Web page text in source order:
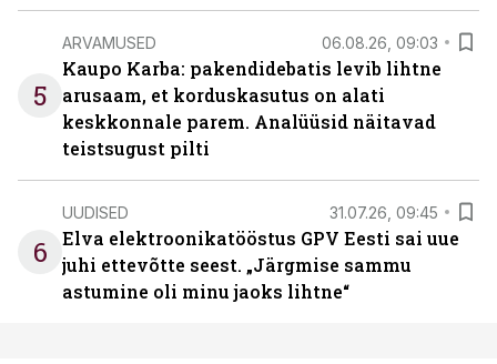
5
ARVAMUSED 06.08.26, 09:03
Kaupo Karba: pakendidebatis levib lihtne
arusaam, et korduskasutus on alati
keskkonnale parem. Analüüsid näitavad
teistsugust pilti
6
UUDISED 31.07.26, 09:45
Elva elektroonikatööstus GPV Eesti sai uue
juhi ettevõtte seest. „Järgmise sammu
astumine oli minu jaoks lihtne“